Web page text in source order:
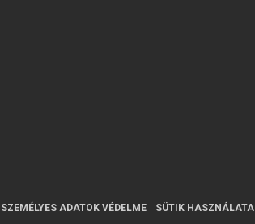
SZEMÉLYES ADATOK VÉDELME SÜTIK HASZNÁLATA